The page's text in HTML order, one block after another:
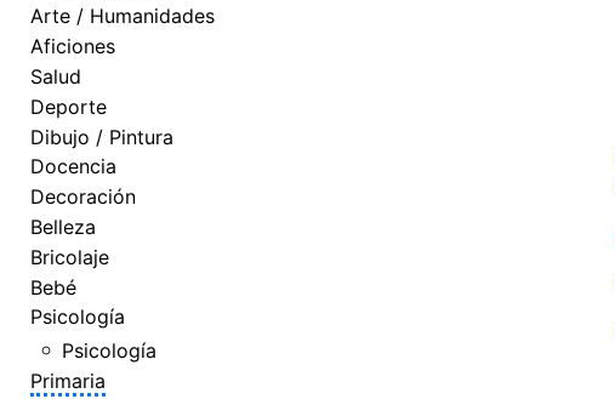
Arte / Humanidades
Aficiones
Salud
Deporte
Dibujo / Pintura
Docencia
Decoración
Belleza
Bricolaje
Bebé
Psicología
Psicología
Primaria